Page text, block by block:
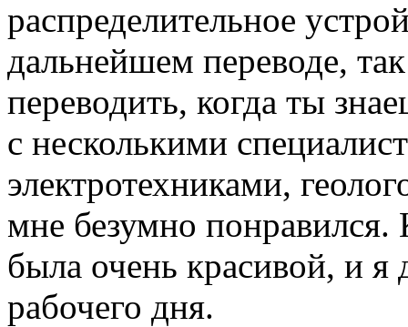
распределительное
дальнейшем переводе,
переводить, когда ты
с несколькими
электротехниками,
мне безумно
была очень красивой, и я
рабочего дня.